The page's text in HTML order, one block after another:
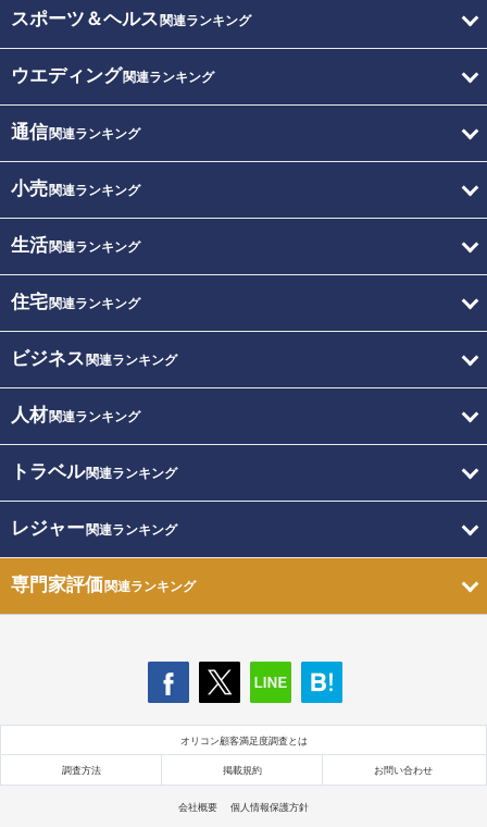
スポーツ＆ヘルス 関連ランキング
ウエディング関連ランキング
通信関連ランキング
小売関連ランキング
生活関連ランキング
住宅関連ランキング
ビジネス 関連ランキング
人材関連ランキング
トラベル関連ランキング
レジャー関連ランキング
専門家評価関連ランキング
オリコン顧客満足度調査とは
調査方法 掲載規約 お問い合わせ
会社概要 個人情報保護方針